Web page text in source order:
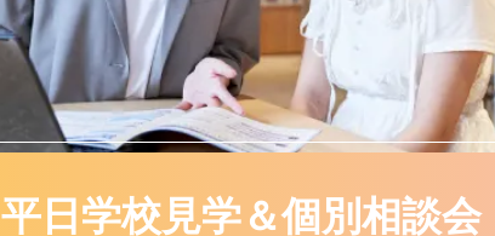
平日学校見学＆個別相談会